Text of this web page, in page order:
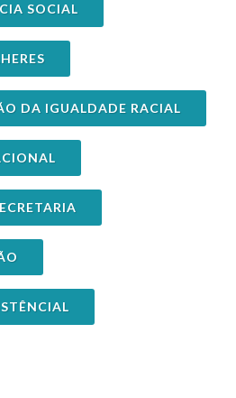
SOCIAL
DA IGUALDADE RACIAL